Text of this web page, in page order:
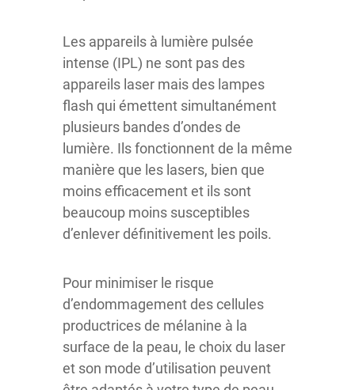
Les appareils à lumière pulsée
intense (IPL) ne sont pas des
appareils laser mais des lampes
flash qui émettent simultanément
plusieurs bandes d’ondes de
lumière. Ils fonctionnent de la même
manière que les lasers, bien que
moins efficacement et ils sont
beaucoup moins susceptibles
d’enlever définitivement les poils.
Pour minimiser le risque
d’endommagement des cellules
productrices de mélanine à la
surface de la peau, le choix du laser
et son mode d’utilisation peuvent